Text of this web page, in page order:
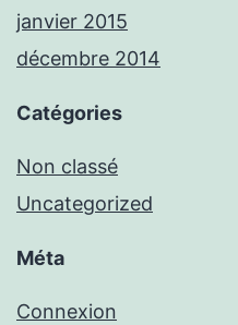
janvier 2015
décembre 2014
Catégories
Non classé
Uncategorized
Méta
Connexion